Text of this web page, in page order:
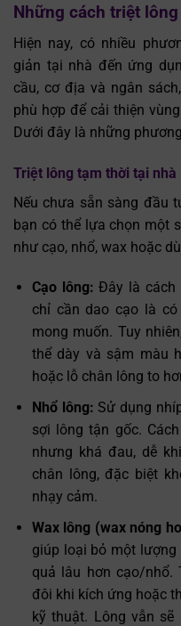
Những cách triệt
Hiện nay, có nhiều
giản tại nhà đến ứng
cầu, cơ địa và ngân
phù hợp để cải thiện
Dưới đây là những
Triệt lông tạm thời tại nhà
Nếu chưa sẵn sàng đầu
bạn có thể lựa chọn một
như cạo, nhổ, wax hoặc
Cạo lông:Đây là cách
chỉ cần dao cạo là
mong muốn. Tuy
thể dày và sậm màu
hoặc lỗ chân lông to
Nhổ lông: Sử dụng
sợi lông tận gốc.
nhưng khá đau, dễ
chân lông, đặc biệt
nhạy cảm.
Wax lông (wax nóng
giúp loại bỏ một
quả lâu hơn cạo/nhổ.
đôi khi kích ứng hoặc
kỹ thuật. Lông vẫn